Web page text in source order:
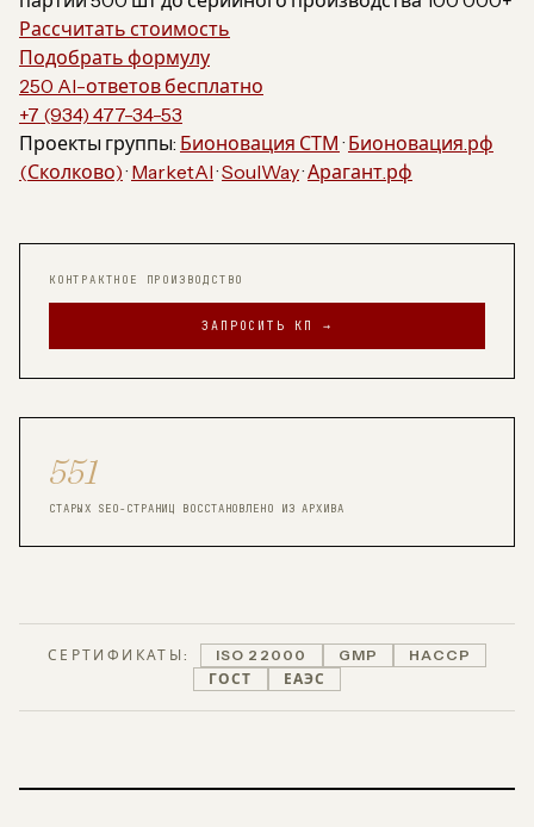
Рассчитать стоимость
Подобрать формулу
250 AI-ответов бесплатно
+7 (934) 477-34-53
Проекты группы: Бионовация СТМ · Бионовация.рф
(Сколково)· MarketAI·SoulWay·Арагант.рф
КОНТРАКТНОЕ ПРОИЗВОДСТВО
ЗАПРОСИТЬ КП →
551
СТАРЫХ SEO-СТРАНИЦ ВОССТАНОВЛЕНО ИЗ АРХИВА
СЕРТИФИКАТЫ: ISO 22000 GMP
HACCP
ГОСТ
ЕАЭС